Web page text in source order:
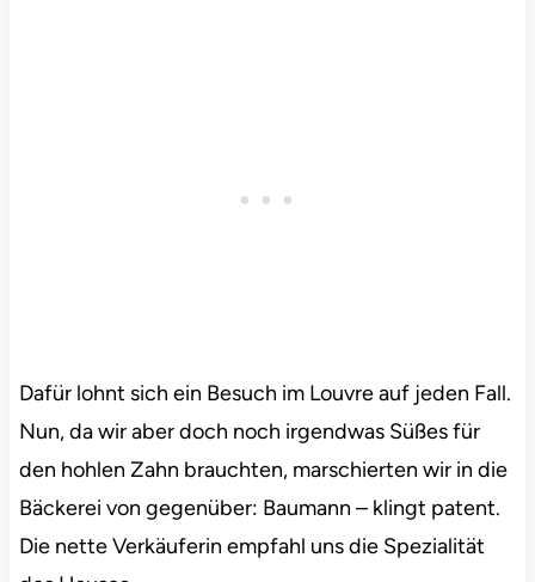
Dafür lohnt sich ein Besuch im Louvre auf jeden Fall.
Nun, da wir aber doch noch irgendwas Süßes für
den hohlen Zahn brauchten, marschierten wir in die
Bäckerei von gegenüber: Baumann – klingt patent.
Die nette Verkäuferin empfahl uns die Spezialität